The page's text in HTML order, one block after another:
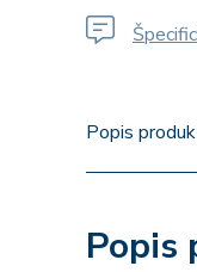
Popis
Popis